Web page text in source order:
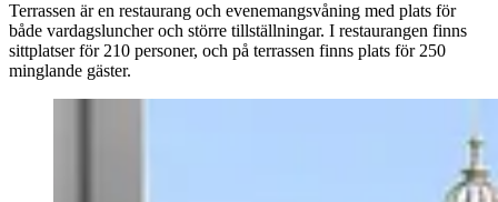
Terrassen är en restaurang och evenemangsvåning med plats för
både vardagsluncher och större tillställningar. I restaurangen finns
sittplatser för 210 personer, och på terrassen finns plats för 250
minglande gäster.